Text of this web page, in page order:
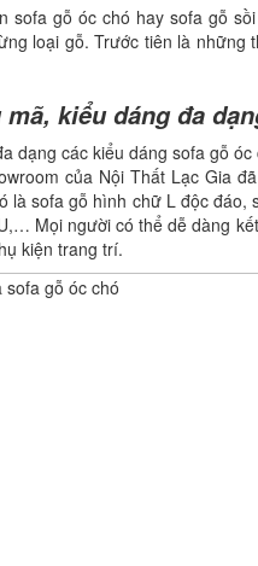
sofa gỗ óc chó hay sofa gỗ
loại gỗ. Trước tiên là những
mã, kiểu dáng đa
dạng các kiểu dáng sofa gỗ óc
của Nội Thất Lạc Gia
là sofa gỗ hình chữ L độc đáo,
Mọi người có thể dễ dàng
kiện trang trí.